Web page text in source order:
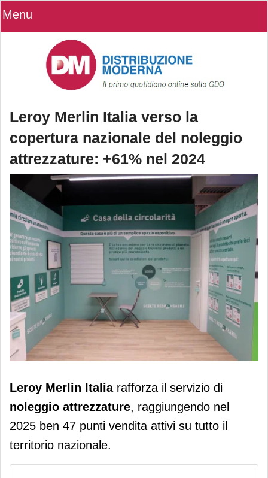
Menu
Leroy Merlin Italia verso la
copertura nazionale del noleggio
attrezzature: +61% nel 2024
Leroy Merlin Italia verso la copertura
nazionale del noleggio attrezzature:
+61% nel 2024
Leroy Merlin Italiarafforza il servizio di
noleggio attrezzature, raggiungendo nel
2025 ben 47 punti vendita attivi su tutto il
territorio nazionale.